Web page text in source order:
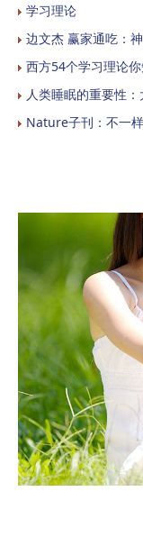
学习理论
边文杰 赢家通吃：
西方54个学习理论
人类睡眠的重要性
Nature子刊：不一